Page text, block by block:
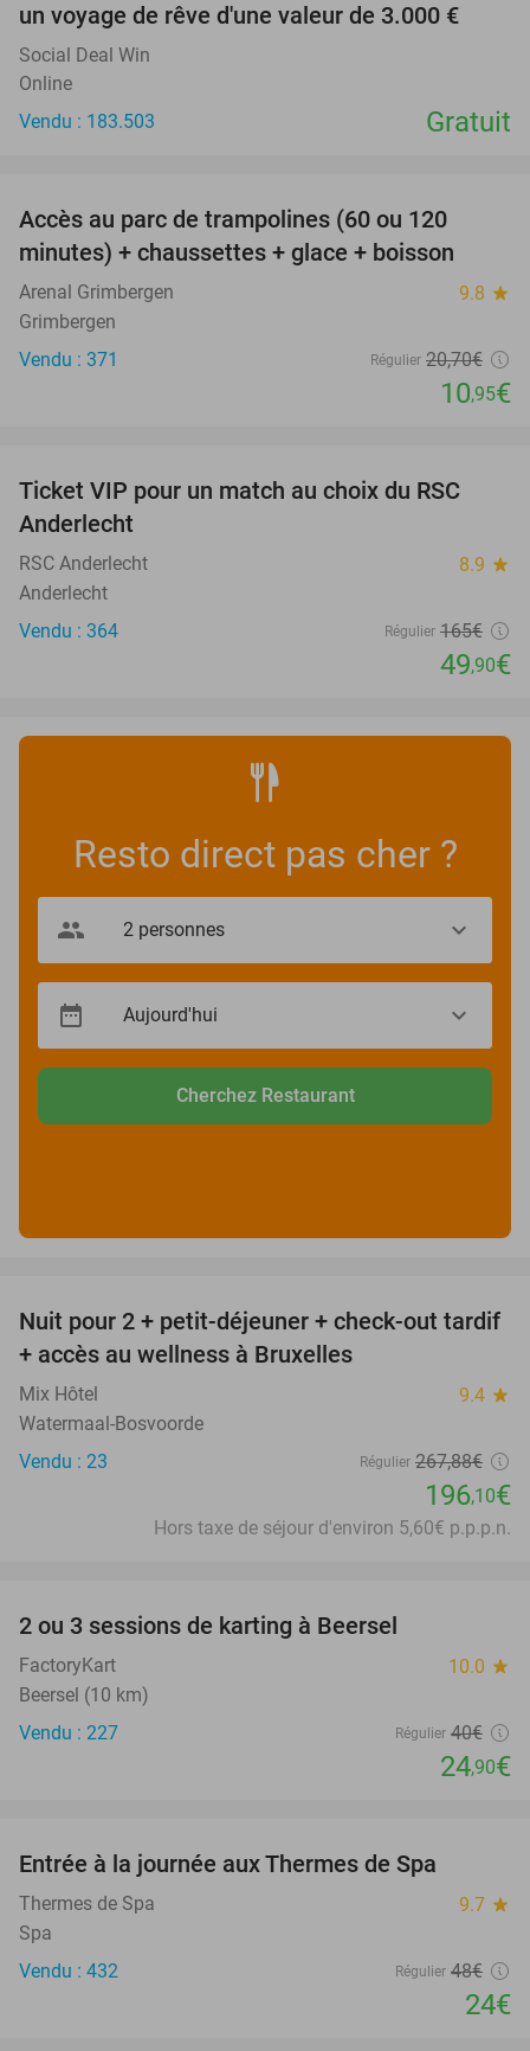
un voyage de rêve d'une valeur de 3.000 €
Social Deal Win
Online
Vendu : 183.503
Gratuit
Accès au parc de trampolines (60 ou 120
minutes) + chaussettes + glace + boisson
Arenal Grimbergen 9.8 star
Grimbergen
Vendu : 371
Régulier 20,70€
10,95€
70%
Ticket VIP pour un match au choix du RSC
Anderlecht
RSC Anderlecht 8.9 star
Anderlecht
Vendu : 364
Régulier 165€
49,90€
Resto direct pas cher ?
Cherchez Restaurant
27%
Nuit pour 2 + petit-déjeuner + check-out tardif
+ accès au wellness à Bruxelles
Mix Hôtel 9.4 star
Watermaal-Bosvoorde
Vendu : 23
Régulier 267,88€
196,10€
Hors taxe de séjour d'environ 5,60€ p.p.p.n.
2 ou 3 sessions de karting à Beersel
FactoryKart 10.0 star
Beersel (10 km)
Vendu : 227
Régulier 40€
24,90€
Entrée à la journée aux Thermes de Spa
Thermes de Spa 9.7 star
Spa
Vendu : 432
Régulier 48€
24€